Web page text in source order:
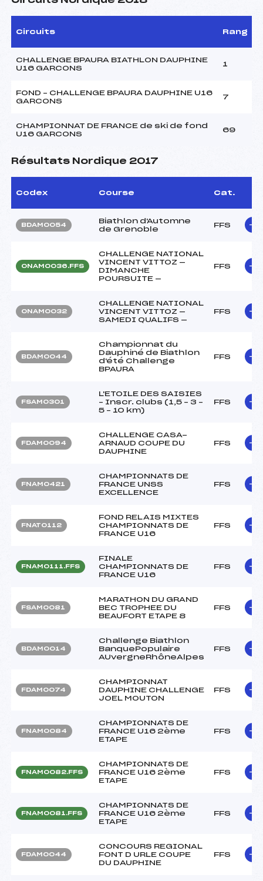
Circuits Rang
CHALLENGE BPAURA BIATHLON DAUPHINE
U16 GARCONS
1
FOND – CHALLENGE BPAURA DAUPHINE U16
GARCONS
7
CHAMPIONNAT DE FRANCE de ski de fond
U16 GARCONS
69
Résultats Nordique 2017
Codex Course Cat.
BDAM0054
Biathlon d'Automne
de Grenoble
FFS
ONAM0036.FFS
CHALLENGE NATIONAL
VINCENT VITTOZ —
DIMANCHE
POURSUITE —
FFS
ONAM0032
CHALLENGE NATIONAL
VINCENT VITTOZ —
SAMEDI QUALIFS —
FFS
BDAM0044
Championnat du
Dauphiné de Biathlon
d'été Challenge
BPAURA
FFS
FSAM0301
L'ETOILE DES SAISIES
– Inscr. clubs (1,5 – 3 –
5 – 10 km)
FFS
FDAM0094
CHALLENGE CASA-
ARNAUD COUPE DU
DAUPHINE
FFS
FNAM0421
CHAMPIONNATS DE
FRANCE UNSS
EXCELLENCE
FFS
FNAT0112
FOND RELAIS MIXTES
CHAMPIONNATS DE
FRANCE U16
FFS
FNAM0111.FFS
FINALE
CHAMPIONNATS DE
FRANCE U16
FFS
FSAM0081
MARATHON DU GRAND
BEC TROPHEE DU
BEAUFORT ETAPE 8
FFS
BDAM0014
Challenge Biathlon
BanquePopulaire
AUvergneRhôneAlpes
FFS
FDAM0074
CHAMPIONNAT
DAUPHINE CHALLENGE
JOEL MOUTON
FFS
FNAM0084
CHAMPIONNATS DE
FRANCE U16 2ème
ETAPE
FFS
FNAM0082.FFS
CHAMPIONNATS DE
FRANCE U16 2ème
ETAPE
FFS
FNAM0081.FFS
CHAMPIONNATS DE
FRANCE U16 2ème
ETAPE
FFS
FDAM0044
CONCOURS REGIONAL
FONT D URLE COUPE
DU DAUPHINE
FFS